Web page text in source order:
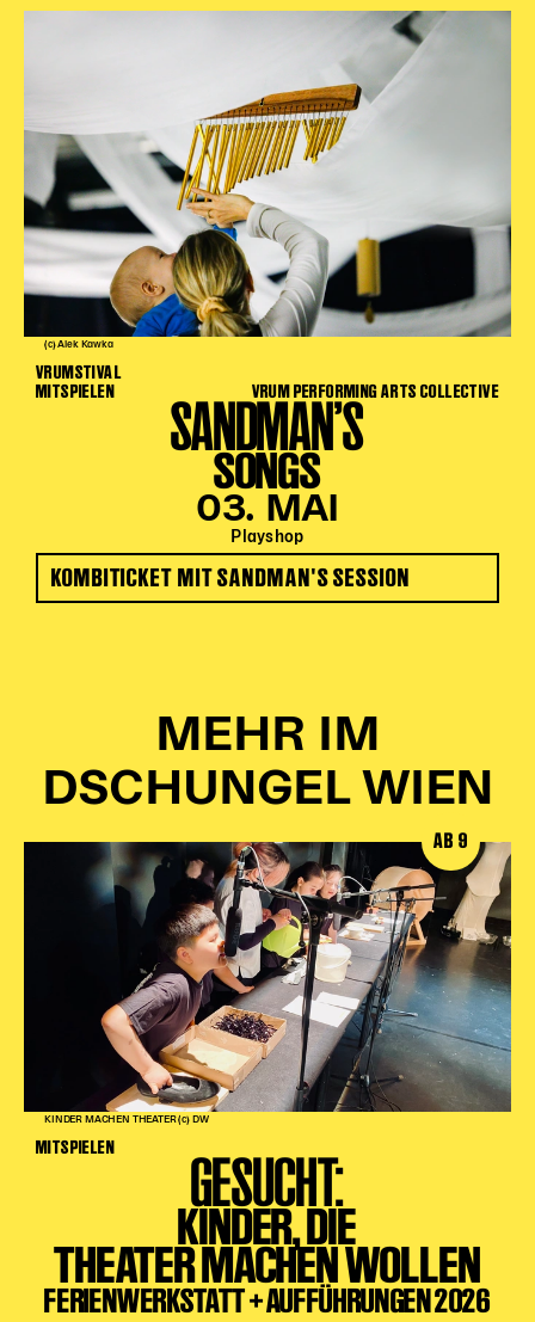
(c) Alek Kawka
VRUMSTIVAL
MITSPIELEN
VRUM PERFORMING ARTS COLLECTIVE
SANDMAN’S
SONGS
03. MAI
Playshop
KOMBITICKET MIT SANDMAN'S SESSION
MEHR IM
DSCHUNGEL WIEN
KINDER MACHEN THEATER (c) DW
AB 9
MITSPIELEN GESUCHT:
KINDER, DIE
THEATER MACHEN WOLLEN
FERIENWERKSTATT + AUFFÜHRUNGEN 2026